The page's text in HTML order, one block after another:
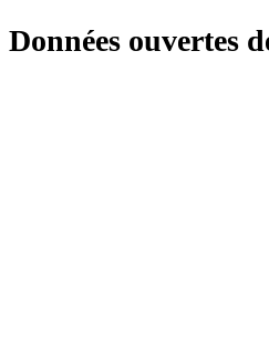
Données ouvertes